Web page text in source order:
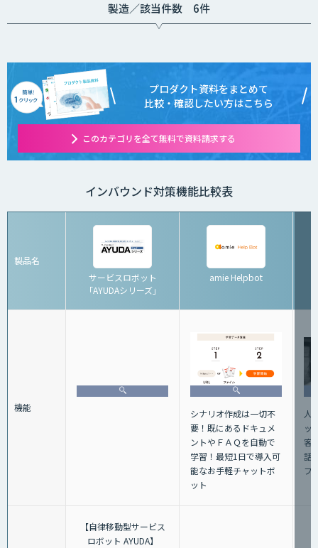
製造／該当件数 6件
プロダクト資料をまとめて
比較・確認したい方はこちら
このカテゴリを全て無料で資料請求する
インバウンド対策機能比較表
製品名
サービスロボット
「AYUDAシリーズ」
amie Helpbot
機能
シナリオ作成は一切不
要！既にあるドキュメ
ントやＦＡＱを自動で
学習！最短1日で導入可
能なお手軽チャットボ
ット
人
ッ
客
話
フ
【自律移動型サービス
ロボット AYUDA】